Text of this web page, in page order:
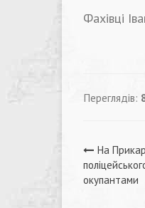
Фахівці
Переглядів:
На
окупантами